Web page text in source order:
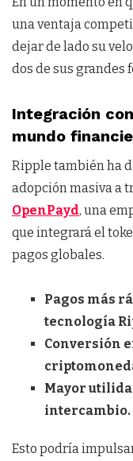
una ventaja
dejar de lado su
dos de sus grandes
Integración
mundo
Ripple también ha
adopción masiva a
OpenPayd, una
que integrará el
pagos globales.
Pagos más
tecnología
Conversión
Mayor
intercambio.
Esto podría